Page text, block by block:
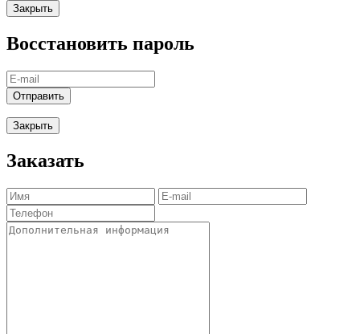
Закрыть
Восстановить пароль
Отправить
Закрыть
Заказать